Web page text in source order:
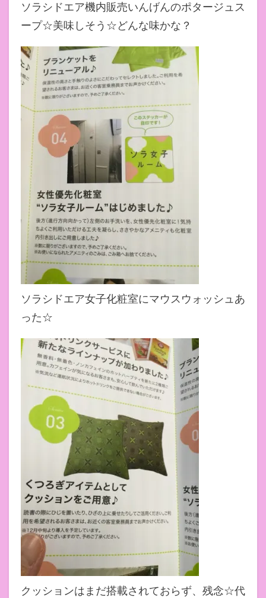
ソラシドエア機内販売いんげんのポタージュス
ープ☆美味しそう☆どんな味かな？
ソラシドエア女子化粧室にマウスウォッシュあ
った☆
クッションはまだ搭載されておらず、残念☆代